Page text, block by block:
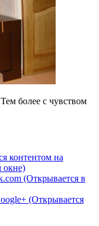
более с чувством
контентом на
окне)
(Открывается в
(Открывается